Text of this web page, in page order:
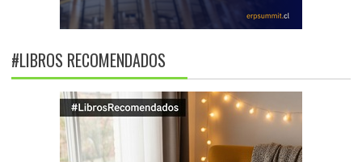
#LIBROS RECOMENDADOS